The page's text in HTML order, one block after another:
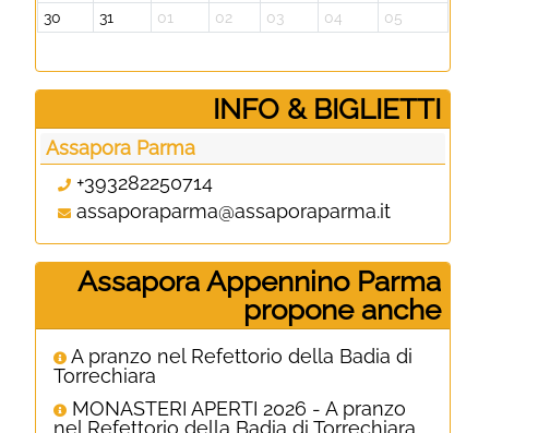
30
31 01 02 03 04 05
­INFO & BIGLIETTI
Assapora Parma
+393282250714
assaporaparma@assaporaparma.it
Assapora Appennino Parma
propone anche
A pranzo nel Refettorio della Badia di
Torrechiara
MONASTERI APERTI 2026 - A pranzo
nel Refettorio della Badia di Torrechiara